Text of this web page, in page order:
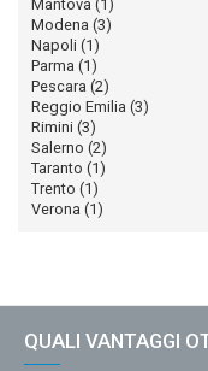
Mantova (1)
Modena (3)
Napoli (1)
Parma (1)
Pescara (2)
Reggio Emilia (3)
Rimini (3)
Salerno (2)
Taranto (1)
Trento (1)
Verona (1)
QUALI VANTAGGI